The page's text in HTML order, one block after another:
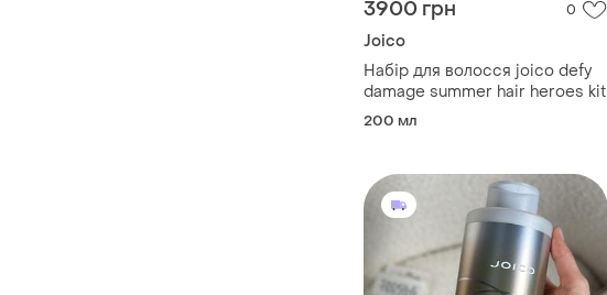
3900 грн 0
Joico
Набір для волосся joico defy
damage summer hair heroes kit
200 мл